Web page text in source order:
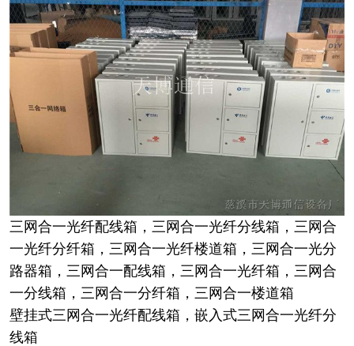
三网合一光纤配线箱，三网合一光纤分线箱，三网合
一光纤分纤箱，三网合一光纤楼道箱，三网合一光分
路器箱，三网合一配线箱，三网合一光纤箱，三网合
一分线箱，三网合一分纤箱，三网合一楼道箱
壁挂式三网合一光纤配线箱，嵌入式三网合一光纤分
线箱